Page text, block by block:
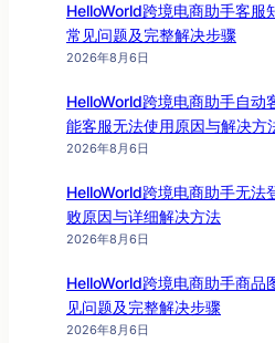
HelloWorld跨境电商助手客服
常见问题及完整解决步骤
2026年8月6日
HelloWorld跨境电商助手自动
能客服无法使用原因与解决方
2026年8月6日
HelloWorld跨境电商助手无法
败原因与详细解决方法
2026年8月6日
HelloWorld跨境电商助手商品
见问题及完整解决步骤
2026年8月6日